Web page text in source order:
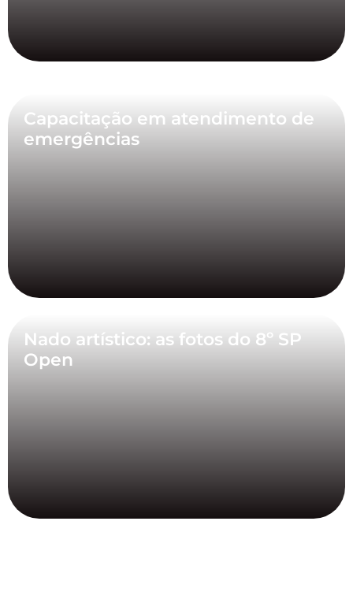
Capacitação em atendimento de
emergências
Nado artístico: as fotos do 8º SP
Open